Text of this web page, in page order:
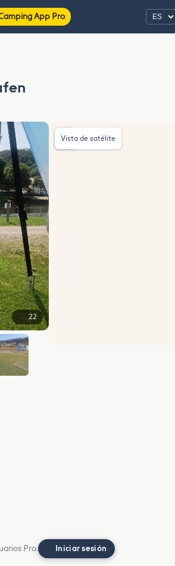
App Pro
22
Vista de satélite
Pro. Iniciar sesión